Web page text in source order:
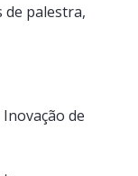
de palestra,
de